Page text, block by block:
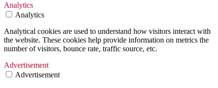
Analytics
Analytics
Analytical cookies are used to understand how visitors interact with
the website. These cookies help provide information on metrics the
number of visitors, bounce rate, traffic source, etc.
Advertisement
Advertisement